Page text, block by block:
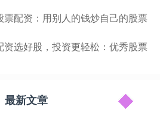
配资：用别人的钱炒自己的股票
选好股，投资更轻松：优秀股票
最新文章